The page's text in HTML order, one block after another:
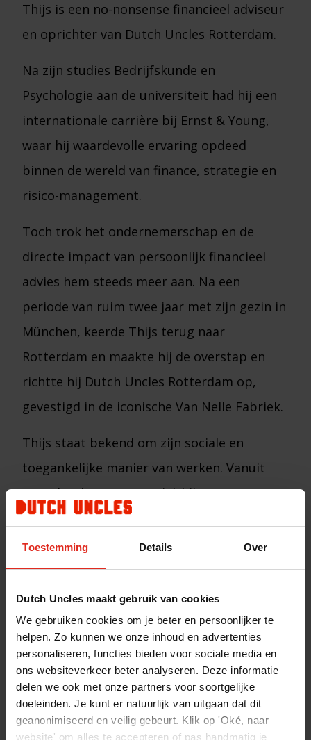
Toestemming Details Over
Dutch Uncles maakt gebruik van cookies
We gebruiken cookies om je beter en persoonlijker te
helpen. Zo kunnen we onze inhoud en advertenties
personaliseren, functies bieden voor sociale media en
ons websiteverkeer beter analyseren. Deze informatie
delen we ook met onze partners voor soortgelijke
doeleinden. Je kunt er natuurlijk van uitgaan dat dit
geanonimiseerd en veilig gebeurt. Klik op 'Oké, naar
website' om alles te accepteren of pas handmatig je
Thijs is een no-nonsense financieel adviseur
en oprichter van Dutch Uncles Rotterdam.
Na zijn studies Bedrijfskunde en
Psychologie aan de universiteit had hij een
internationale carrière bij Ernst & Young,
waar hij waardevolle ervaring opdeed
binnen de wereld van finance, strategie en
risico-management.
Toch trok het ondernemerschap en de
directe impact van persoonlijk financieel
advies hem steeds meer aan. Na een
periode van ruim twee jaar met zijn gezin in
München, keerde Thijs terug naar
Rotterdam en maakte hij de overstap en
richtte hij Dutch Uncles Rotterdam op,
gevestigd in de iconische Van Nelle Fabriek.
Thijs staat bekend om zijn sociale en
toegankelijke manier van werken. Vanuit
oprechte interesse geniet hij ervan om
nieuwe mensen te leren kennen, een praatje
te maken en verbinding te maken. Daardoor
voelen klanten zich gezien en gehoord. Met
zijn aanpak helpt hij mensen financiële
keuzes te maken die écht bij hun leven
passen, zodat zij het leven kunnen leiden
dat zij willen leiden.”
Bel mij0616118273
Mail mijthijs@dutchuncles.nl